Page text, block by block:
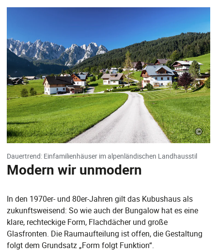
©
Dauertrend: Einfamilienhäuser im alpenländischen Landhausstil
Modern wir unmodern
In den 1970er- und 80er-Jahren gilt das Kubushaus als
zukunftsweisend: So wie auch der Bungalow hat es eine
klare, rechteckige Form, Flachdächer und große
Glasfronten. Die Raumaufteilung ist offen, die Gestaltung
folgt dem Grundsatz „Form folgt Funktion“.